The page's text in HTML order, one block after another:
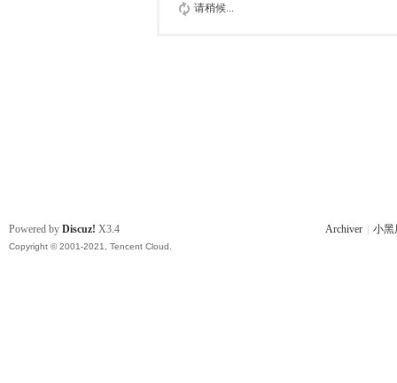
请稍候...
Archiver 小黑
Powered by Discuz! X3.4
Copyright © 2001-2021, Tencent Cloud.